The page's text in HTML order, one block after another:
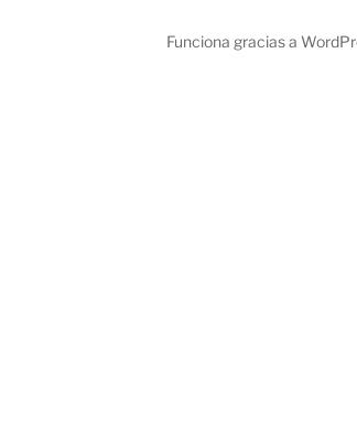
Funciona gracias a